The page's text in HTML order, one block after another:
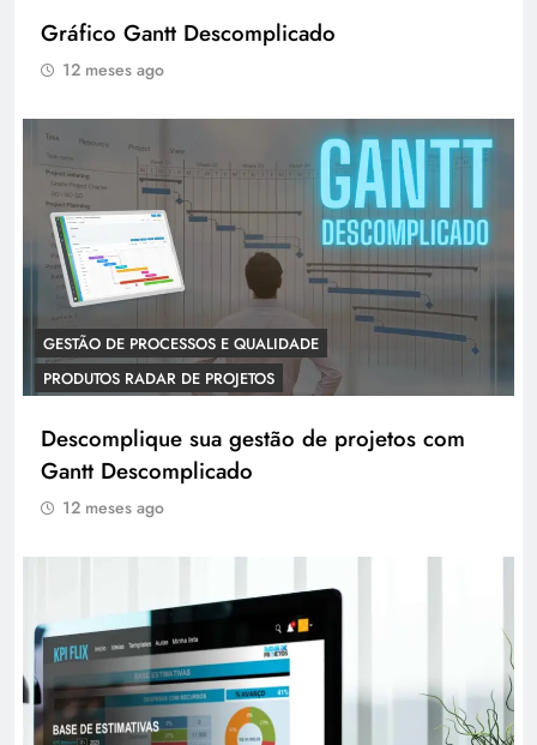
Gráfico Gantt Descomplicado
12 meses ago
GESTÃO DE PROCESSOS E QUALIDADE
PRODUTOS RADAR DE PROJETOS
Descomplique sua gestão de projetos com
Gantt Descomplicado
12 meses ago